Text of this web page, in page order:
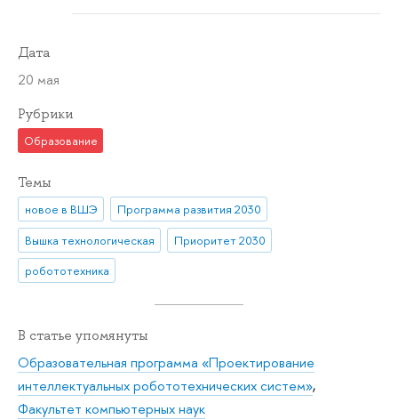
Дата
20 мая
Рубрики
Образование
Темы
новое в ВШЭ
Программа развития 2030
Вышка технологическая
Приоритет 2030
робототехника
В статье упомянуты
Образовательная программа «Проектирование
интеллектуальных робототехнических систем»,
Факультет компьютерных наук